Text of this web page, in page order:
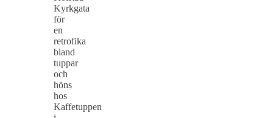
Kyrkgata
för
en
retrofika
bland
tuppar
och
höns
hos
Kaffetuppen